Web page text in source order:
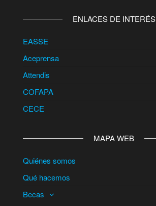
ENLACES DE INTERÉS
EASSE
Aceprensa
Attendis
COFAPA
CECE
MAPA WEB
Quiénes somos
Qué hacemos
Becas